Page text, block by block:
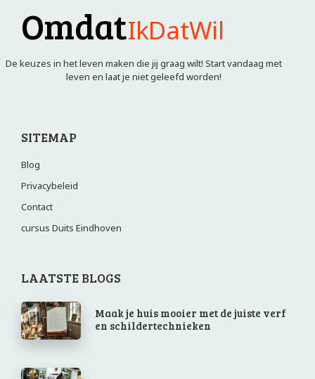
OmdatIkDatWil
De keuzes in het leven maken die jij graag wilt! Start vandaag met
leven en laat je niet geleefd worden!
SITEMAP
Blog
Privacybeleid
Contact
cursus Duits Eindhoven
LAATSTE BLOGS
Maak je huis mooier met de juiste verf
en schildertechnieken